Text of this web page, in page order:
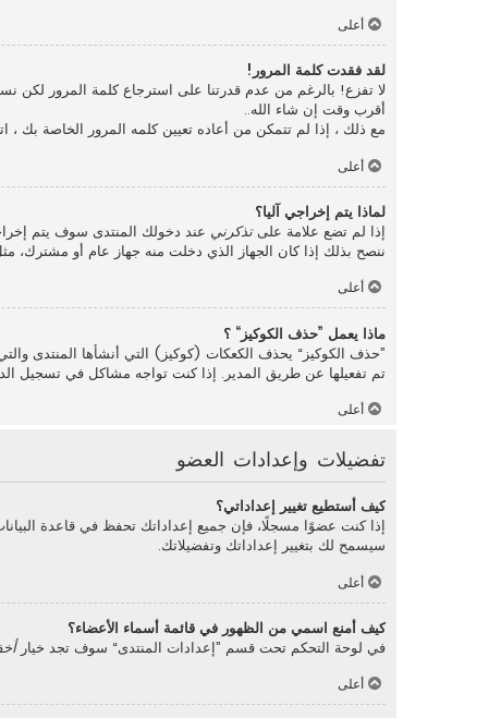
أعلى
لقد فقدت كلمة المرور!
لا تفزع! بالرغم من عدم قدرتنا على استرجاع كلمة المرور
أقرب وقت إن شاء الله..
مع ذلك ، إذا لم تتمكن من أعاده تعيين كلمه المرور الخاصة بك
أعلى
لماذا يتم إخراجي آليا؟
إذا لم تضع علامة علىتذكرني عند دخولك المنتدى سوف يتم
ننصح بذلك إذا كان الجهاز الذي دخلت منه جهاز عام أو مشترك،
أعلى
ماذا يعمل ”حذف الكوكيز“ ؟
”حذف الكوكيز“ يحذف الكعكات (كوكيز) التي أنشأها المنتدى
تم تفعيلها عن طريق المدير. إذا كنت تواجه مشاكل في تسجيل
أعلى
تفضيلات وإعدادات العضو
كيف أستطيع تغيير إعداداتي؟
إذا كنت عضوًا مسجلًا، فإن جميع إعداداتك تحفظ في قاعدة
سيسمح لك بتغيير إعداداتك وتفضيلاتك.
أعلى
كيف أمنع اسمي من الظهور في قائمة أسماء الأعضاء؟
في لوحة التحكم تحت قسم ”إعدادات المنتدى“ سوف تجد خيار
أعلى